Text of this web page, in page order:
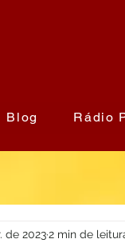
Blog Rádio
de 20232 min de